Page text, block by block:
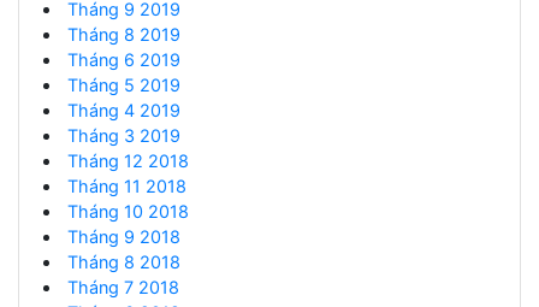
Tháng 9 2019
Tháng 8 2019
Tháng 6 2019
Tháng 5 2019
Tháng 4 2019
Tháng 3 2019
Tháng 12 2018
Tháng 11 2018
Tháng 10 2018
Tháng 9 2018
Tháng 8 2018
Tháng 7 2018